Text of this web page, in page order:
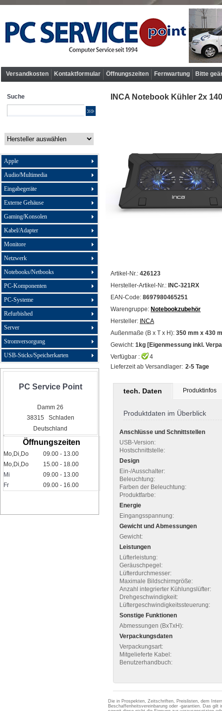
Versandkosten Kontaktformular Öffnungszeiten Fernwartung Bitte
Suche
Apple
Audio/Multimedia
Eingabegeräte
Externe Gehäuse
Gaming/Konsolen
Kabel/Adapter
Monitore
Netzwerk
Notebooks/Netbooks
PC-Komponenten
PC-Systeme
Refurbished
Server
Stromversorgung
USB-Sticks/Speicherkarten
PC Service Point
Damm 26
38315 Schladen
Deutschland
Öffnungszeiten
Mo,Di,Do
09.00 - 13.00
Mo,Di,Do
15.00 - 18.00
Mi
09.00 - 13.00
Fr
09.00 - 16.00
INCA Notebook Kühler 2x
Artikel-Nr.: 426123
Hersteller-Artikel-Nr.: INC-321RX
EAN-Code: 8697980465251
Warengruppe: Notebookzubehör
Hersteller: INCA
Außenmaße (B x T x H): 350 mm x 430
Gewicht: 1kg [Eigenmessung inkl.
Verfügbar :
4
Lieferzeit ab Versandlager: 2-5 Tage
tech. Daten Produktinfos
Produktdaten im Überblick
Anschlüsse und Schnittstellen
USB-Version:
Hostschnittstelle:
Design
Ein-/Ausschalter:
Beleuchtung:
Farben der Beleuchtung:
Produktfarbe:
Energie
Eingangsspannung:
Gewicht und Abmessungen
Gewicht:
Leistungen
Lüfterleistung:
Geräuschpegel:
Lüfterdurchmesser:
Maximale Bildschirmgröße:
Anzahl integrierter Kühlungslüfter:
Drehgeschwindigkeit:
Lüftergeschwindigkeitssteuerung:
Sonstige Funktionen
Abmessungen (BxTxH):
Verpackungsdaten
Verpackungsart:
Mitgelieferte Kabel:
Benutzerhandbuch:
Die in Prospekten, Zeitschriften, Preislisten, dem
Beschaffenheitsvereinbarung oder -garantien. Das